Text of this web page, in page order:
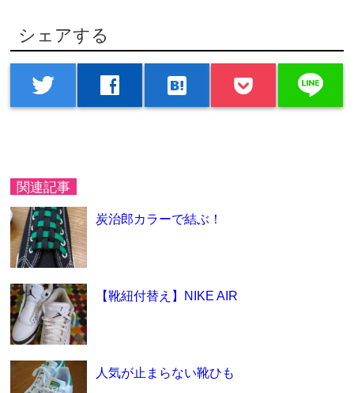
シェアする
twitter facebook hatenabookmark line
関連記事
炭治郎カラーで結ぶ！
【靴紐付替え】NIKE AIR
人気が止まらない靴ひも